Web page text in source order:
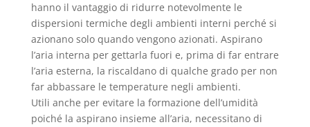
hanno il vantaggio di ridurre notevolmente le
dispersioni termiche degli ambienti interni perché si
azionano solo quando vengono azionati. Aspirano
l’aria interna per gettarla fuori e, prima di far entrare
l’aria esterna, la riscaldano di qualche grado per non
far abbassare le temperature negli ambienti.
Utili anche per evitare la formazione dell’umidità
poiché la aspirano insieme all’aria, necessitano di